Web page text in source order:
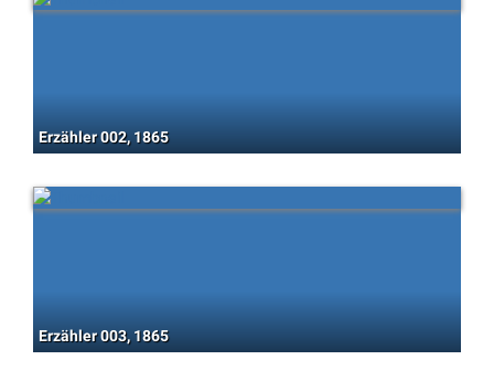
Erzähler 002, 1865
Erzähler 003, 1865